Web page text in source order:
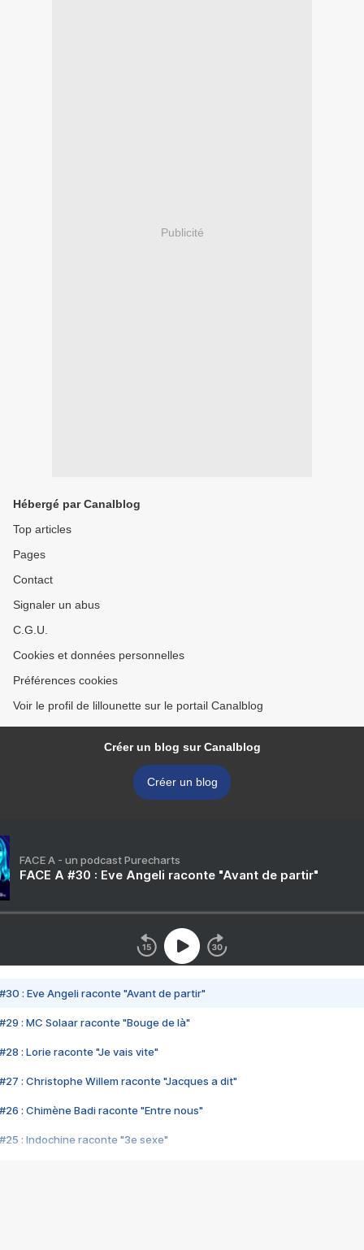
Publicité
Hébergé par Canalblog
Top articles
Pages
Contact
Signaler un abus
C.G.U.
Cookies et données personnelles
Préférences cookies
Voir le profil de lillounette sur le portail Canalblog
Créer un blog sur Canalblog
Créer un blog
FACE A - un podcast Purecharts
FACE A #30 : Eve Angeli raconte "Avant de partir"
#30 : Eve Angeli raconte "Avant de partir"
#29 : MC Solaar raconte "Bouge de là"
#28 : Lorie raconte "Je vais vite"
#27 : Christophe Willem raconte "Jacques a dit"
#26 : Chimène Badi raconte "Entre nous"
#25 : Indochine raconte "3e sexe"